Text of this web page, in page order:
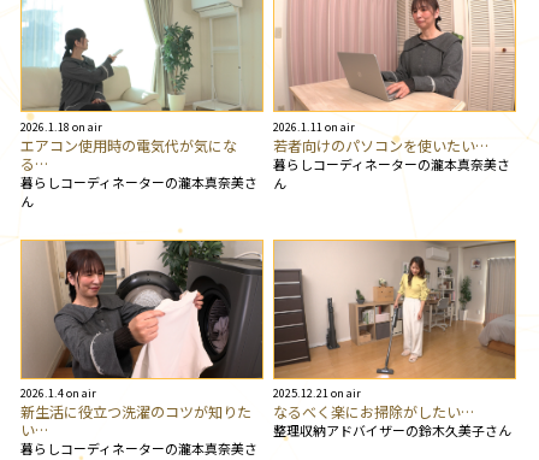
2026.1.18 on air
エアコン使用時の電気代が気にな
る…
暮らしコーディネーターの瀧本真奈美さ
ん
2026.1.11 on air
若者向けのパソコンを使いたい…
暮らしコーディネーターの瀧本真奈美さ
ん
2026.1.4 on air
新生活に役立つ洗濯のコツが知りた
い…
暮らしコーディネーターの瀧本真奈美さ
2025.12.21 on air
なるべく楽にお掃除がしたい…
整理収納アドバイザーの鈴木久美子さん